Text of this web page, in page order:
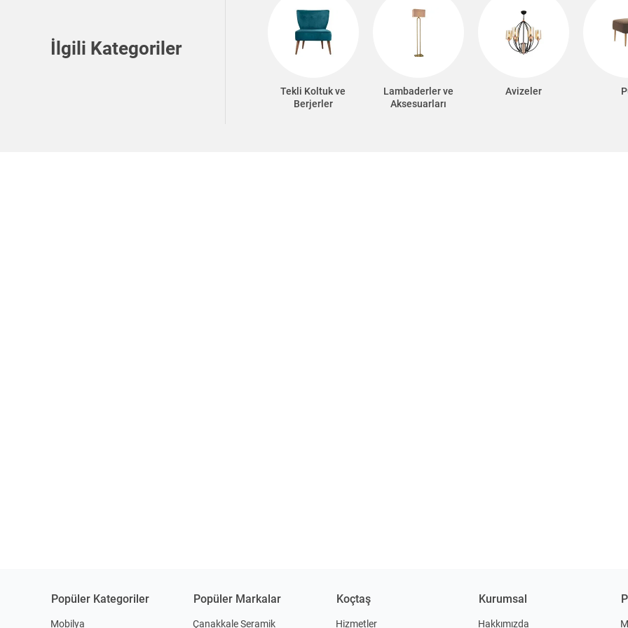
İlgili Kategoriler
Tekli Koltuk ve
Berjerler
Lambaderler ve
Aksesuarları
Avizeler
Popüler Kategoriler
Mobilya
Popüler Markalar
Çanakkale Seramik
Koçtaş
Hizmetler
Kurumsal
Hakkımızda